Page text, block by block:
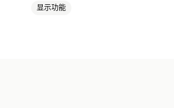
显示功能